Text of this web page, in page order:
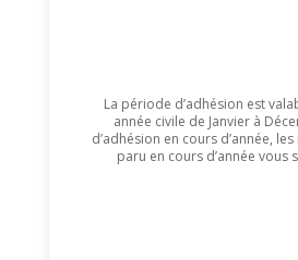
La période d’adhésion est
année civile de Janvier à
d’adhésion en cours d’année,
paru en cours d’année vous